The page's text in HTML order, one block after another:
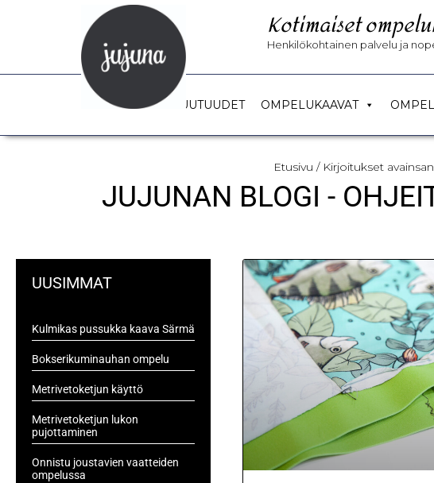
Kotimaiset
Henkilökohtainen palvelu ja
UUTUUDET OMPELUKAAVAT
Etusivu / Kirjoitukset
JUJUNAN BLOGI -
UUSIMMAT
Kulmikas pussukka kaava Särmä
Bokserikuminauhan ompelu
Metrivetoketjun käyttö
Metrivetoketjun lukon
pujottaminen
Onnistu joustavien vaatteiden
ompelussa